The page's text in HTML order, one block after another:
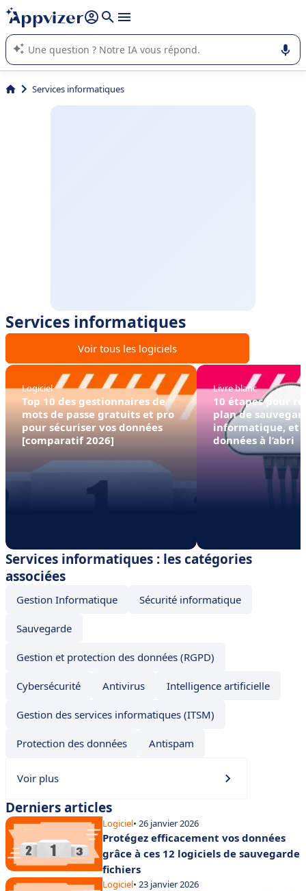
répondre (plusieurs lignes avec
L'IA de Appvizer vous guide dans l'utilisation ou la sélection de
logiciel SaaS en entreprise.
Services informatiques
Services informatiques
Voir tous les logiciels
Logiciel
Top 10 des gestionnaires de
mots de passe gratuits et pro
pour sécuriser vos données
[comparatif 2026]
Livre blanc
10 étapes pour
plan de
informatique, et
données à l’abri
Services informatiques : les catégories
associées
Gestion Informatique Sécurité informatique
Sauvegarde
Gestion et protection des données (RGPD)
Cybersécurité Antivirus Intelligence artificielle
Gestion des services informatiques (ITSM)
Protection des données Antispam
Voir plus
Derniers articles
Logiciel• 26 janvier 2026
Protégez efficacement vos données
grâce à ces 12 logiciels de sauvegarde
fichiers
Logiciel• 23 janvier 2026